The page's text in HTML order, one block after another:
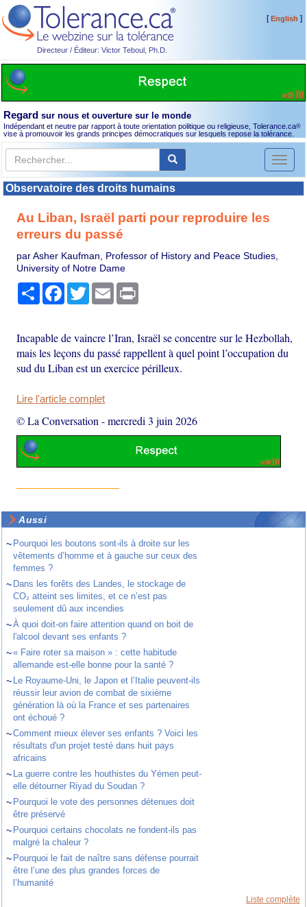
Directeur / Éditeur: Victor Teboul, Ph.D.
[English ]
Regard sur nous et ouverture sur le monde
Indépendant et neutre par rapport à toute orientation politique ou religieuse, Tolerance.ca®
vise à promouvoir les grands principes démocratiques sur lesquels repose la tolérance.
Toggle
Observatoire des droits humains
Au Liban, Israël parti pour reproduire les
erreurs du passé
par Asher Kaufman, Professor of History and Peace Studies,
University of Notre Dame
PartagerFacebook
TwitterEmail
Incapable de vaincre l’Iran, Israël se concentre sur le Hezbollah,
mais les leçons du passé rappellent à quel point l’occupation du
sud du Liban est un exercice périlleux.
Lire l'article complet
© La Conversation -mercredi 3 juin 2026
Aussi
~ Pourquoi les boutons sont-ils à droite sur les
vêtements d’homme et à gauche sur ceux des
femmes ?
~ Dans les forêts des Landes, le stockage de
CO₂ atteint ses limites, et ce n’est pas
seulement dû aux incendies
~À quoi doit-on faire attention quand on boit de
l'alcool devant ses enfants ?
~« Faire roter sa maison » : cette habitude
allemande est-elle bonne pour la santé ?
~ Le Royaume-Uni, le Japon et l’Italie peuvent-ils
réussir leur avion de combat de sixième
génération là où la France et ses partenaires
ont échoué ?
~Comment mieux élever ses enfants ? Voici les
résultats d'un projet testé dans huit pays
africains
~ La guerre contre les houthistes du Yémen peut-
elle détourner Riyad du Soudan ?
~ Pourquoi le vote des personnes détenues doit
être préservé
~ Pourquoi certains chocolats ne fondent-ils pas
malgré la chaleur ?
~ Pourquoi le fait de naître sans défense pourrait
être l’une des plus grandes forces de
l’humanité
Liste complète